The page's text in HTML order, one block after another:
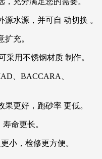
水源，并可自 动切换 。
充。
采用不锈钢材质 制作。
、BACCARA、
更好，跑砂率 更低。
命更长。
小，检修更方便。